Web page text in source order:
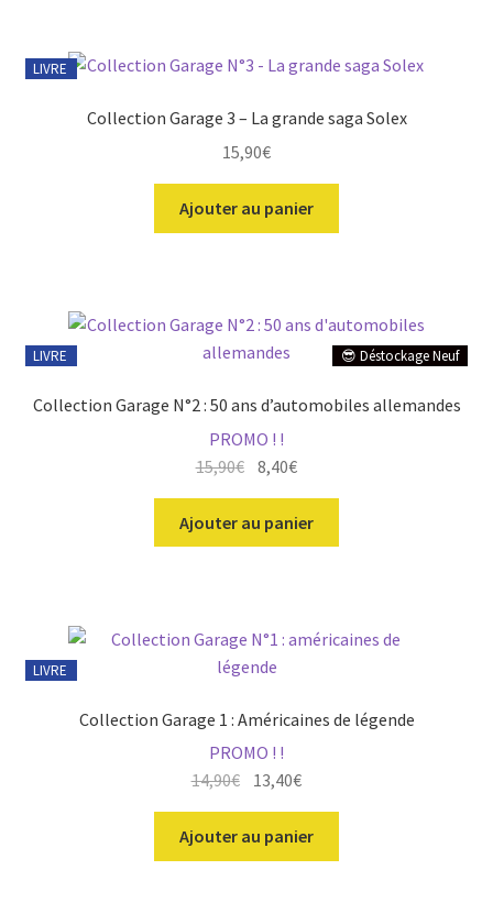
LIVRE
Collection Garage 3 – La grande saga Solex
15,90€
Ajouter au panier
LIVRE 😎 Déstockage Neuf
Collection Garage N°2 : 50 ans d’automobiles allemandes
PROMO ! !
15,90€ Le
initial
était :
8,40€Le
actuel
est :
Ajouter au panier
LIVRE
Collection Garage 1 : Américaines de légende
PROMO ! !
14,90€ Le
prix
initial
était :
13,40€Le
prix
actuel
est :
Ajouter au panier